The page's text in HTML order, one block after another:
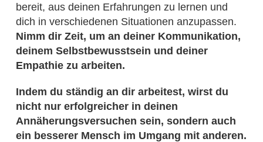
bereit, aus deinen Erfahrungen zu lernen und
dich in verschiedenen Situationen anzupassen.
Nimm dir Zeit, um an deiner Kommunikation,
deinem Selbstbewusstsein und deiner
Empathie zu arbeiten.
Indem du ständig an dir arbeitest, wirst du
nicht nur erfolgreicher in deinen
Annäherungsversuchen sein, sondern auch
ein besserer Mensch im Umgang mit anderen.